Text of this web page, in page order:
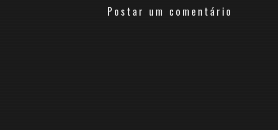
Postar um comentário